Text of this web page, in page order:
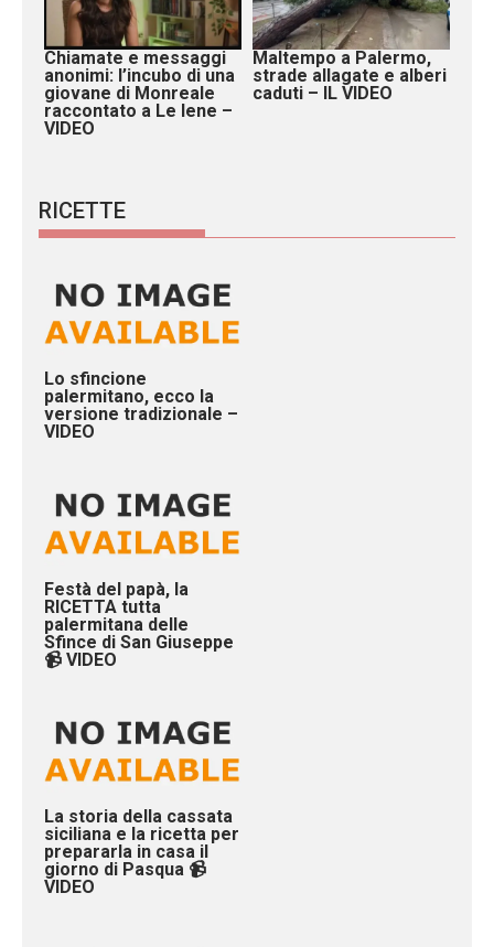
Chiamate e messaggi
anonimi: l’incubo di una
giovane di Monreale
raccontato a Le Iene –
VIDEO
Maltempo a Palermo,
strade allagate e alberi
caduti – IL VIDEO
RICETTE
Lo sfincione
palermitano, ecco la
versione tradizionale –
VIDEO
Festà del papà, la
RICETTA tutta
palermitana delle
Sfince di San Giuseppe
📹 VIDEO
La storia della cassata
siciliana e la ricetta per
prepararla in casa il
giorno di Pasqua 📹
VIDEO